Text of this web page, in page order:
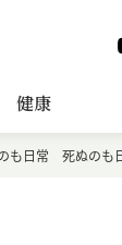
健康
も日常 死ぬのも